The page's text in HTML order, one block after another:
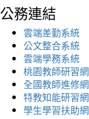
公務連結
雲端差勤系統
公文整合系統
雲端學務系統
桃園教師研習網
全國教師進修網
特教知能研習網
學生學習扶助網